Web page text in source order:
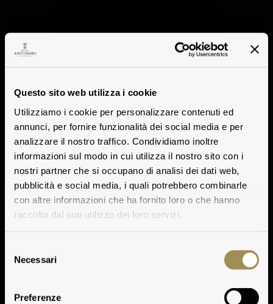
Questo sito web utilizza i cookie
Utilizziamo i cookie per personalizzare contenuti ed
annunci, per fornire funzionalità dei social media e per
analizzare il nostro traffico. Condividiamo inoltre
informazioni sul modo in cui utilizza il nostro sito con i
nostri partner che si occupano di analisi dei dati web,
pubblicità e social media, i quali potrebbero combinarle
con altre informazioni che ha fornito loro o che hanno
raccolto dal suo utilizzo dei loro servizi.
delNecessari
Preferenze